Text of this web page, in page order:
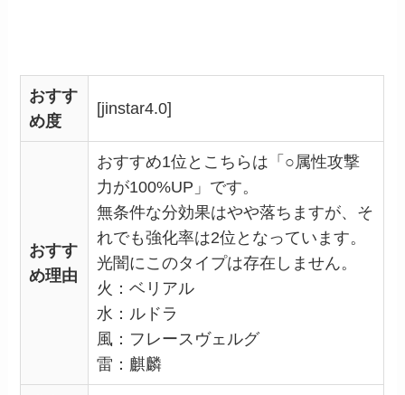
おすす
め度
[jinstar4.0]
おすす
め理由
おすすめ1位とこちらは「○属性攻撃
力が100%UP」です。
無条件な分効果はやや落ちますが、そ
れでも強化率は2位となっています。
光闇にこのタイプは存在しません。
火：ベリアル
水：ルドラ
風：フレースヴェルグ
雷：麒麟